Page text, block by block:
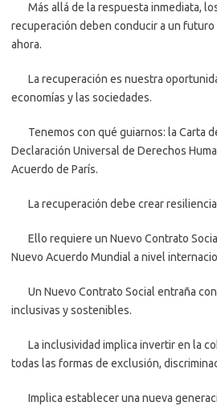
Más allá de la respuesta inmediata,
recuperación deben conducir a un futuro
ahora.
La recuperación es nuestra
economías y las sociedades.
Tenemos con qué guiarnos: la Carta
Declaración Universal de Derechos
Acuerdo de París.
La recuperación debe crear
Ello requiere un Nuevo Contrato
Nuevo Acuerdo Mundial a nivel
Un Nuevo Contrato Social entraña
inclusivas y sostenibles.
La inclusividad implica invertir en la
todas las formas de exclusión,
Implica establecer una nueva